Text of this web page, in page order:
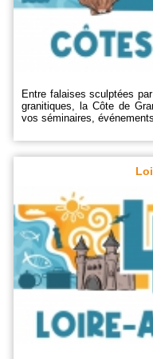
Entre falaises sculptées
granitiques, la Côte de
vos séminaires,